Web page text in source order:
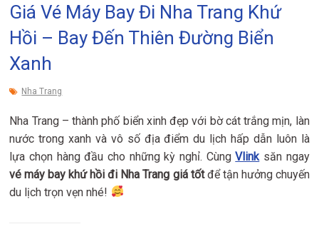
Giá Vé Máy Bay Đi Nha Trang Khứ
Hồi – Bay Đến Thiên Đường Biển
Xanh
Nha Trang
Nha Trang – thành phố biển xinh đẹp với bờ cát trắng mịn, làn
nước trong xanh và vô số địa điểm du lịch hấp dẫn luôn là
lựa chọn hàng đầu cho những kỳ nghỉ. CùngVlink săn ngay
vé máy bay khứ hồi đi Nha Trang giá tốtđể tận hưởng chuyến
du lịch trọn vẹn nhé!